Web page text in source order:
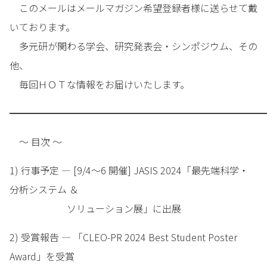
このメールはメールマガジン希望登録者様に送らせて戴
いております。
多元研が関わる学会、研究発表会・シンポジウム、その
他、
毎回ＨＯＴな情報をお届けいたします。
～ 目次 ～
1) 行事予定 — [9/4～6 開催] JASIS 2024「最先端科学・
分析システム ＆
ソリューション展」に出展
2) 受賞報告 — 「CLEO-PR 2024 Best Student Poster
Award」を受賞